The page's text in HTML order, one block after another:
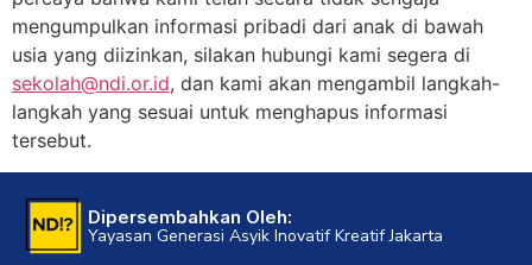
mengumpulkan informasi pribadi dari anak di bawah
usia yang diizinkan, silakan hubungi kami segera di
sekolah@ndi.or.id, dan kami akan mengambil langkah-
langkah yang sesuai untuk menghapus informasi
tersebut.
Dipersembahkan Oleh:
Yayasan Generasi Asyik Inovatif Kreatif Jakarta